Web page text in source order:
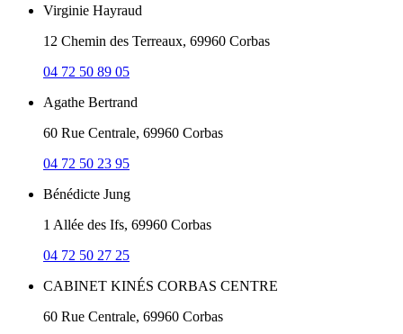
Virginie Hayraud
12 Chemin des Terreaux, 69960 Corbas
04 72 50 89 05
Agathe Bertrand
60 Rue Centrale, 69960 Corbas
04 72 50 23 95
Bénédicte Jung
1 Allée des Ifs, 69960 Corbas
04 72 50 27 25
CABINET KINÉS CORBAS CENTRE
60 Rue Centrale, 69960 Corbas